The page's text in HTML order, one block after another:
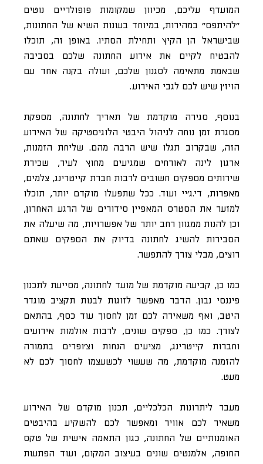
המועדף עליכם, מכיוון שמקומות פופולריים נוטים
״להיתפס״ במהירות, במיוחד בעונות השיא של החתונות,
שבישראל הן הקיץ ותחילת הסתיו. באופן זה, תוכלו
להבטיח לקיים את אירוע החתונה שלכם בסביבה
שבאמת מתאימה לסגנון שלכם, ועולה בקנה אחד עם
הויז׳ן שיש לכם לגבי האירוע.
בנוסף, סגירה מוקדמת של תאריך לחתונה, מספקת
מסגרת זמן נוחה לניהול היבטי הלוגיסטיקה של האירוע
הזה, שבקרוב תגלו שיש הרבה מהם. שליחת הזמנות,
ארגון לינה לאורחים שמגיעים מחוץ לעיר, שכירת
שירותים מספקים חשובים לרבות חברת קייטרינג, צלמים,
מאפרות, די.ג׳יי ועוד. ככל שתפעלו מוקדם יותר, תוכלו
למזער את הסטרס המאפיין סידורים של הרגע האחרון,
וכן להנות ממגוון רחב יותר של אפשרויות, מה שיעלה את
הסבירות להשיג לחתונה בדיוק את הספקים שאתם
רוצים, מבלי צורך להתפשר.
כמו כן, קביעה מוקדמת של מועד לחתונה, מסייעת לתכנון
פיננסי נבון. הדבר מאפשר לזוגות לבנות תקציב מוגדר
היטב, ואף משאירה לכם זמן לחסוך עוד כסף, בהתאם
לצורך. כמו כן, ספקים שונים, לרבות אולמות אירועים
וחברות קייטרינג, מציעים הנחות וצ׳ופרים בתמורה
להזמנה מוקדמת, מה שעשוי לכשעצמו לחסוך לכם לא
מעט.
מעבר ליתרונות הכלכליים, תכנון מוקדם של האירוע
משאיר לכם אוויר ומאפשר לכם להשקיע בהיבטים
האומנותיים של החתונה, כגון התאמה אישית של טקס
החופה, אלמנטים שונים בעיצוב המקום, ועוד הפתעות